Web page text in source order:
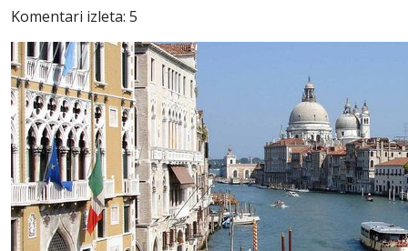
Komentari izleta: 5